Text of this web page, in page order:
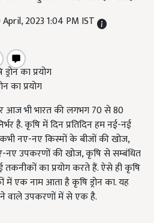
2023 1:04 PM IST
का प्रयोग
आज भी भारत की लगभग 70 से 80
है. कृषि में दिन प्रतिदिन हम नई-नई
नए-नए किस्मों के बीजों की खोज,
उपकरणों की खोज, कृषि से सम्बंधित
का प्रयोग करते हैं. ऐसे ही कृषि
एक नाम आता है कृषि ड्रोन का. यह
वाले उपकरणों में से एक है.